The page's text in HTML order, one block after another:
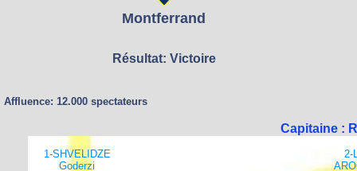
Montferrand
Résultat: Victoire
Affluence: 12.000 spectateurs
Capitaine :
1-SHVELIDZE
Goderzi
2-